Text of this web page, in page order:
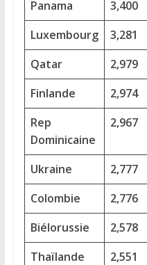
Panama 3,400
Luxembourg
3,281
Qatar
2,979
Finlande
2,974
Rep
Dominicaine
2,967
Ukraine 2,777
Colombie
2,776
Biélorussie
2,578
Thaïlande
2,551